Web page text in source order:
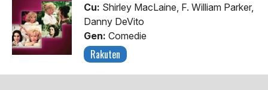
Cu: Shirley MacLaine, F. William Parker,
Danny DeVito
Gen: Comedie
Rakuten